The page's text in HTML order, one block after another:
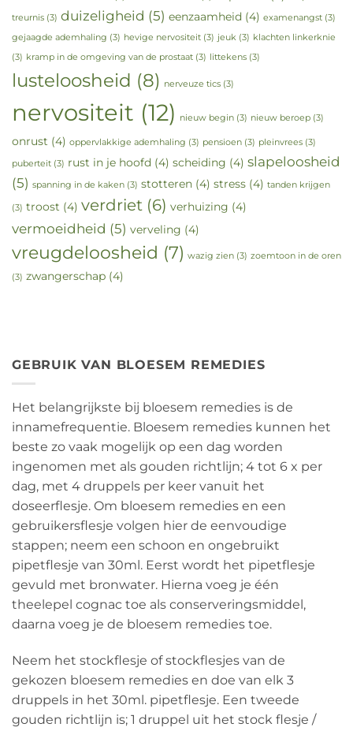
treurnis (3) duizeligheid (5) eenzaamheid (4) examenangst (3)
gejaagde ademhaling (3) hevige nervositeit (3) jeuk (3) klachten linkerknie
(3) kramp in de omgeving van de prostaat (3) littekens (3)
lusteloosheid (8) nerveuze tics (3)
nervositeit (12) nieuw begin (3) nieuw beroep (3)
onrust (4) oppervlakkige ademhaling (3) pensioen (3) pleinvrees (3)
puberteit (3) rust in je hoofd (4) scheiding (4) slapeloosheid
(5) spanning in de kaken (3) stotteren (4) stress (4) tanden krijgen
(3) troost (4) verdriet (6) verhuizing (4)
vermoeidheid (5) verveling (4)
vreugdeloosheid (7) wazig zien (3) zoemtoon in de oren
(3) zwangerschap (4)
GEBRUIK VAN BLOESEM REMEDIES
Het belangrijkste bij bloesem remedies is de
innamefrequentie. Bloesem remedies kunnen het
beste zo vaak mogelijk op een dag worden
ingenomen met als gouden richtlijn; 4 tot 6 x per
dag, met 4 druppels per keer vanuit het
doseerflesje. Om bloesem remedies en een
gebruikersflesje volgen hier de eenvoudige
stappen; neem een schoon en ongebruikt
pipetflesje van 30ml. Eerst wordt het pipetflesje
gevuld met bronwater. Hierna voeg je één
theelepel cognac toe als conserveringsmiddel,
daarna voeg je de bloesem remedies toe.
Neem het stockflesje of stockflesjes van de
gekozen bloesem remedies en doe van elk 3
druppels in het 30ml. pipetflesje. Een tweede
gouden richtlijn is; 1 druppel uit het stock flesje /